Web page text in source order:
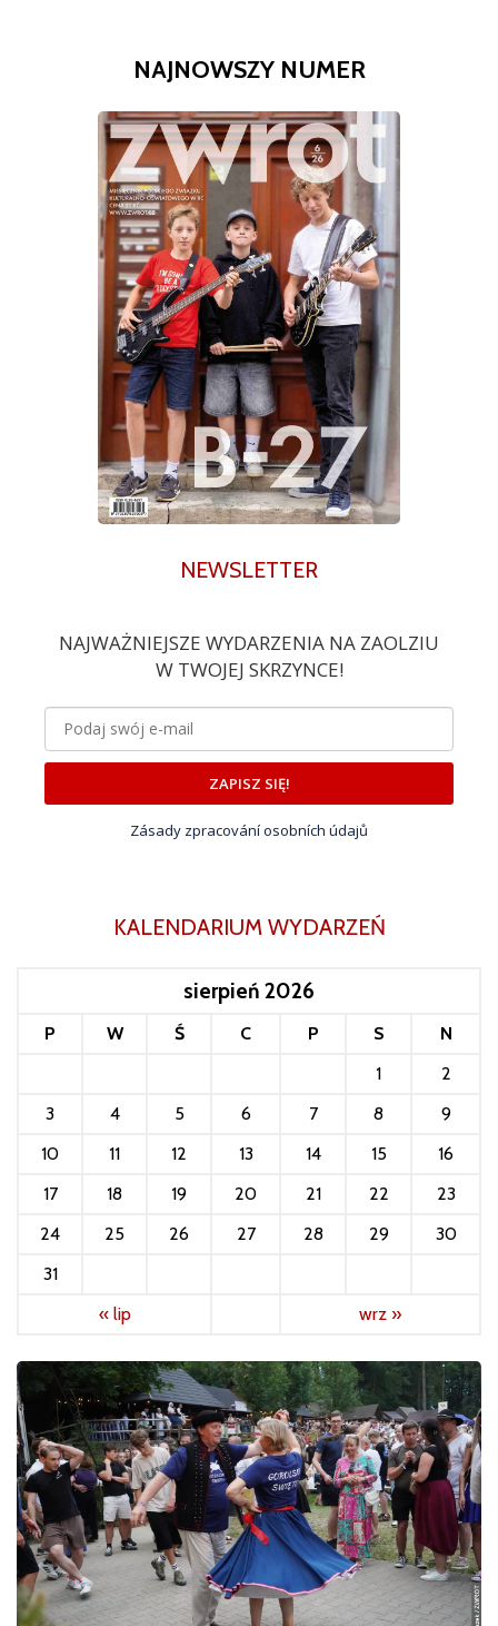
NAJNOWSZY NUMER
NEWSLETTER
NAJWAŻNIEJSZE WYDARZENIA NA ZAOLZIU
W TWOJEJ SKRZYNCE!
ZAPISZ SIĘ!
Zásady zpracování osobních údajů
KALENDARIUM WYDARZEŃ
sierpień 2026
P W Ś C P S
N
1
2
3
4 5 6 7 8
9
10
11 12 13 14 15
16
17
18 19 20 21 22
23
24
25 26 27 28 29
30
31
« lip
wrz »